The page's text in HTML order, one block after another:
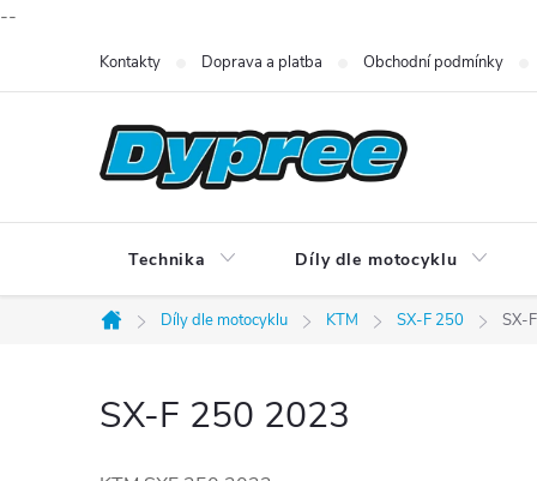
--
Kontakty Doprava a platba Obchodní podmínky
Technika Díly dle motocyklu
Domů
Díly dle motocyklu KTM SX-F 250 SX-
SX-F 250 2023